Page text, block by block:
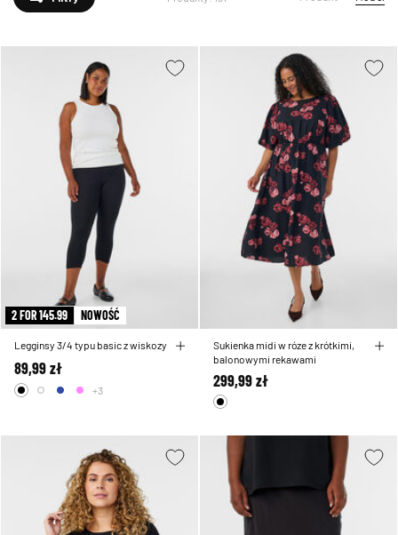
2 FOR 145.99 NOWOŚĆ
Legginsy 3/4 typu basic z wiskozy
89,99 zł
+3
Sukienka midi w róze z krótkimi,
balonowymi rekawami
299,99 zł